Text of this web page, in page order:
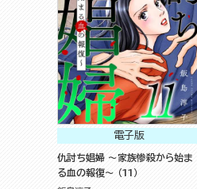
電子版
仇討ち娼婦 ～家族惨殺から始ま
る血の報復～ （11）